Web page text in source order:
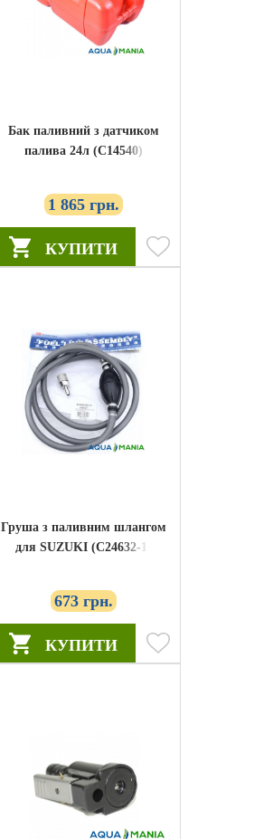
Бак паливний з датчиком
палива 24л (C14540)
1 865 грн.
КУПИТИ
Груша з паливним шлангом
для SUZUKI (C24632-1)
673 грн.
КУПИТИ